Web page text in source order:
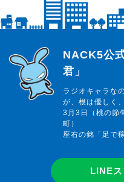
らじっと君
NACK5公
君」
ラジオキャラな
が、根は優しく
3月3日（桃の節
町）
座右の銘「足で
LINE